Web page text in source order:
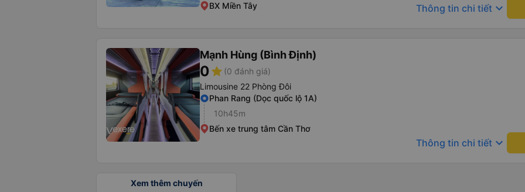
BX Miền Tây
Thông tin chi tiết keyboard_arrow_down
Mạnh Hùng (Bình Định)
0star (0 đánh giá)
Limousine 22 Phòng Đôi
Phan Rang (Dọc quốc lộ 1A)
10h45m
Bến xe trung tâm Cần Thơ
Thông tin chi tiết keyboard_arrow_down
Xem thêm chuyến